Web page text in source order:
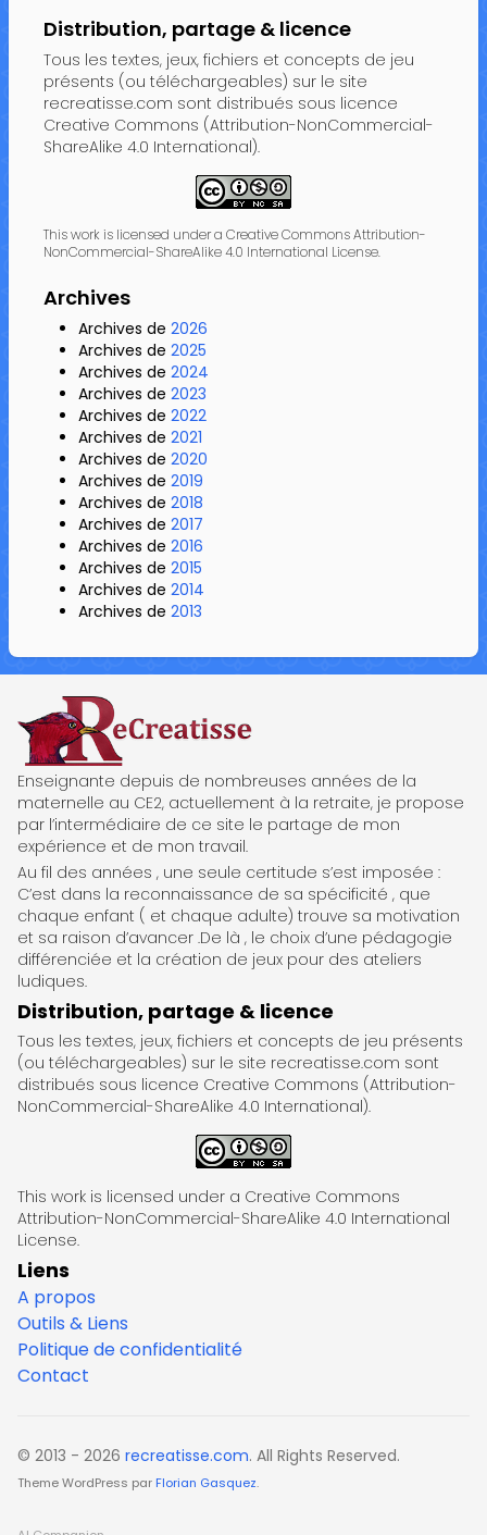
Distribution, partage & licence
Tous les textes, jeux, fichiers et concepts de jeu
présents (ou téléchargeables) sur le site
recreatisse.com sont distribués sous licence
Creative Commons (Attribution-NonCommercial-
ShareAlike 4.0 International).
This work is licensed under a Creative Commons Attribution-
NonCommercial-ShareAlike 4.0 International License.
Archives
Archives de 2026
Archives de 2025
Archives de 2024
Archives de 2023
Archives de 2022
Archives de 2021
Archives de 2020
Archives de 2019
Archives de 2018
Archives de 2017
Archives de 2016
Archives de 2015
Archives de 2014
Archives de 2013
ReCreatisse
Enseignante depuis de nombreuses années de la
maternelle au CE2, actuellement à la retraite, je propose
par l’intermédiaire de ce site le partage de mon
expérience et de mon travail.
Au fil des années , une seule certitude s’est imposée :
C’est dans la reconnaissance de sa spécificité , que
chaque enfant ( et chaque adulte) trouve sa motivation
et sa raison d’avancer .De là , le choix d’une pédagogie
différenciée et la création de jeux pour des ateliers
ludiques.
Distribution, partage & licence
Tous les textes, jeux, fichiers et concepts de jeu présents
(ou téléchargeables) sur le site recreatisse.com sont
distribués sous licence Creative Commons (Attribution-
NonCommercial-ShareAlike 4.0 International).
This work is licensed under a Creative Commons
Attribution-NonCommercial-ShareAlike 4.0 International
License.
Liens
A propos
Outils & Liens
Politique de confidentialité
Contact
© 2013 - 2026 recreatisse.com. All Rights Reserved.
Theme WordPress par Florian Gasquez.